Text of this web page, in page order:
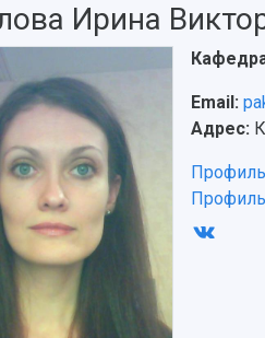
Ирина
Email:
Адрес: